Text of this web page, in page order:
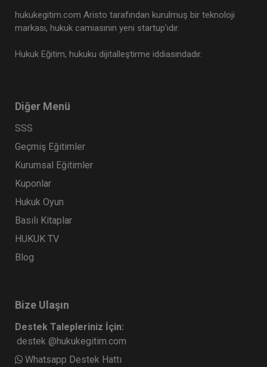
hukukegitim.com Aristo tarafından kurulmuş bir teknoloji
markası, hukuk camiasının yeni startup’ıdır.
Hukuk Eğitim, hukuku dijitalleştirme iddiasındadır.
Diğer Menü
SSS
Geçmiş Eğitimler
Kurumsal Eğitimler
Kuponlar
Hukuk Oyun
Basılı Kitaplar
HUKUK TV
Blog
Bize Ulaşın
Destek Talepleriniz İçin:
destek @hukukegitim.com
Whatsapp Destek Hattı